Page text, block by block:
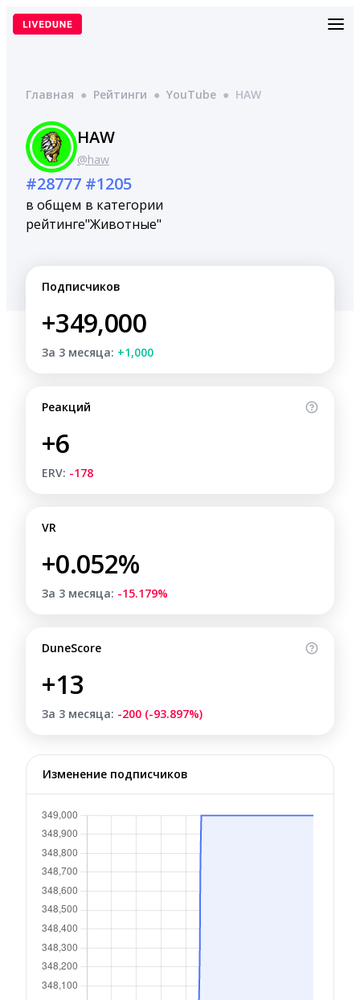
Перейти
Главная ● Рейтинги ● YouTube ● HAW
HAW
@haw
#28777
в общем
рейтинге
#1205
в категории
"Животные"
Подписчиков
+349,000
За 3 месяца: +1,000
Реакций
+6
ERV: -178
VR
+0.052%
За 3 месяца: -15.179%
DuneScore
+13
За 3 месяца: -200 (-93.897%)
Изменение подписчиков